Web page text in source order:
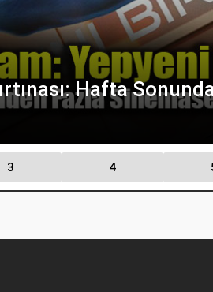
Hafta
3 4